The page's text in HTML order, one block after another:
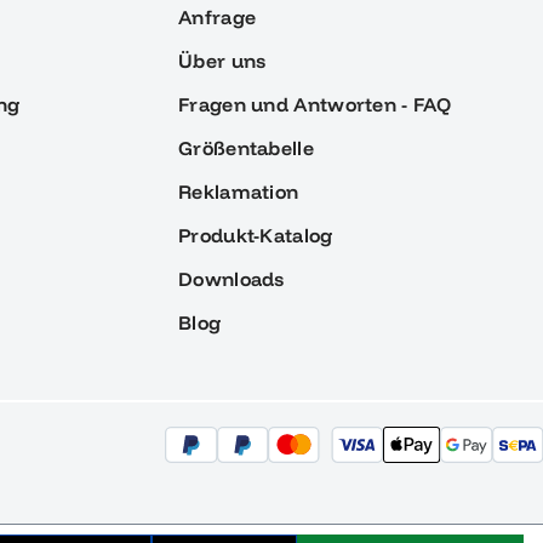
Anfrage
Über uns
Fragen und Antworten - FAQ
Größentabelle
Reklamation
Produkt-Katalog
Downloads
Blog